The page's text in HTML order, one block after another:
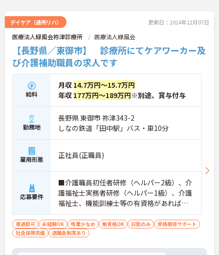
デイケア（通所リハ） 更新日：2024年12月07日
医療法人緑風会祢津診療所 医療法人緑風会
【長野県／東御市】 診療所にてケアワーカー及
び介護補助職員の求人です
給料
月収 14.7万円～15.7万円
年収 177万円～189万円※別途、賞与付与
勤務地
長野県 東御市 祢津343-2
しなの鉄道「田中駅」バス・車10分
雇用形態 正社員(正職員)
応募要件
■介護職員初任者研修（ヘルパー2級）、介
護福祉士実務者研修（ヘルパー1級）、介護
福祉士、機能訓練士等の有資格があれば尚
可 ■福祉の仕事に興味のある方、やる気の
ある方、長く勤められる方だと尚可 ※無資
格・未経験・取得見込みも相談可
車通勤可 未経験OK 残業少なめ 無資格OK 日勤のみ
資格取得サポート
社会保険完備
退職金制度あり